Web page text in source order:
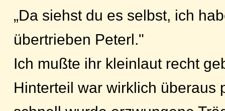
„Da siehst du es selbst, ich
übertrieben Peterl."
Ich mußte ihr kleinlaut recht
Hinterteil war wirklich überaus